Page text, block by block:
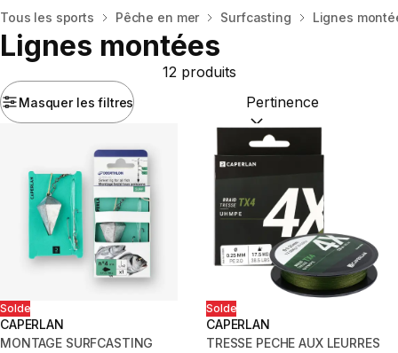
Accueil
Tous les sports Pêche en mer Surfcasting Lignes
Lignes montées
Masquer les filtres
12 produits
Trier par :(optional)
Solde
CAPERLAN
MONTAGE SURFCASTING
Solde
CAPERLAN
TRESSE PECHE AUX LEURRES